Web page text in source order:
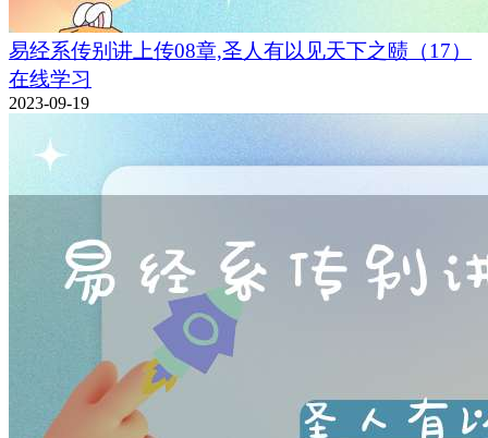
易经系传别讲上传08章,圣人有以见天下之赜（17）
在线学习
2023-09-19